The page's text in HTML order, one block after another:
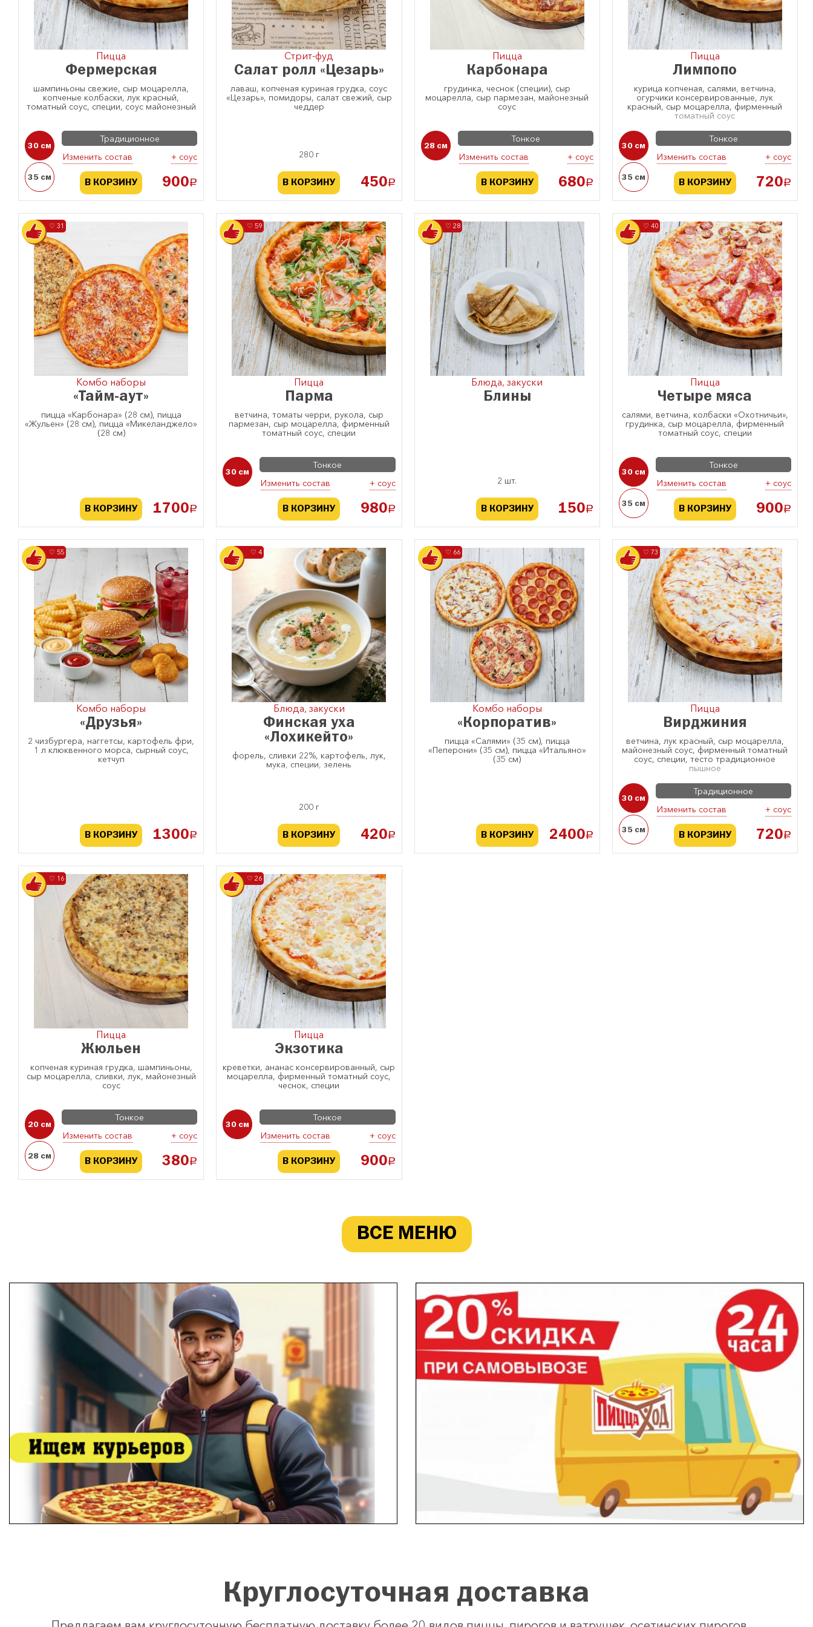
Пицца
Фермерская
шампиньоны свежие, сыр моцарелла,
копченые колбаски, лук красный,
томатный соус, специи, соус майонезный
30 см
35 см
Традиционное
Изменить состав
+ соус
В КОРЗИНУ 900a
Стрит-фуд
Салат ролл «Цезарь»
лаваш, копченая куриная грудка, соус
«Цезарь», помидоры, салат свежий, сыр
чеддер
280 г
В КОРЗИНУ 450a
Пицца
Карбонара
грудинка, чеснок (специи), сыр
моцарелла, сыр пармезан, майонезный
соус
28 см
Тонкое
Изменить состав
+ соус
В КОРЗИНУ 680a
Пицца
Лимпопо
курица копченая, салями, ветчина,
огурчики консервированные, лук
красный, сыр моцарелла, фирменный
томатный соус
30 см
35 см
Тонкое
Изменить состав
+ соус
В КОРЗИНУ 720a
♡ 31
Комбо наборы
«Тайм-аут»
пицца «Карбонара» (28 см), пицца
«Жульен» (28 см), пицца «Микеланджело»
(28 см)
В КОРЗИНУ 1700a
♡ 59
Пицца
Парма
ветчина, томаты черри, рукола, сыр
пармезан, сыр моцарелла, фирменный
томатный соус, специи
30 см
Тонкое
Изменить состав
+ соус
В КОРЗИНУ 980a
♡ 28
Блюда, закуски
Блины
2 шт.
В КОРЗИНУ 150a
♡ 40
Пицца
Четыре мяса
салями, ветчина, колбаски «Охотничьи»,
грудинка, сыр моцарелла, фирменный
томатный соус, специи
30 см
35 см
Тонкое
Изменить состав
+ соус
В КОРЗИНУ 900a
♡ 55
Комбо наборы
«Друзья»
2 чизбургера, наггетсы, картофель фри,
1 л клюквенного морса, сырный соус,
кетчуп
В КОРЗИНУ 1300a
♡ 4
Блюда, закуски
Финская уха
«Лохикейто»
форель, сливки 22%, картофель, лук,
мука, специи, зелень
200 г
В КОРЗИНУ 420a
♡ 66
Комбо наборы
«Корпоратив»
пицца «Салями» (35 см), пицца
«Пеперони» (35 см), пицца «Итальяно»
(35 см)
В КОРЗИНУ 2400a
♡ 73
Пицца
Вирджиния
ветчина, лук красный, сыр моцарелла,
майонезный соус, фирменный томатный
соус, специи, тесто традиционное
пышное
30 см
35 см
Традиционное
Изменить состав
+ соус
В КОРЗИНУ 720a
♡ 16
Пицца
Жюльен
копченая куриная грудка, шампиньоны,
сыр моцарелла, сливки, лук, майонезный
соус
20 см
28 см
Тонкое
Изменить состав
+ соус
В КОРЗИНУ 380a
♡ 26
Пицца
Экзотика
креветки, ананас консервированный, сыр
моцарелла, фирменный томатный соус,
чеснок, специи
30 см
Тонкое
Изменить состав
+ соус
В КОРЗИНУ 900a
ВСЕ МЕНЮ
Круглосуточная доставка